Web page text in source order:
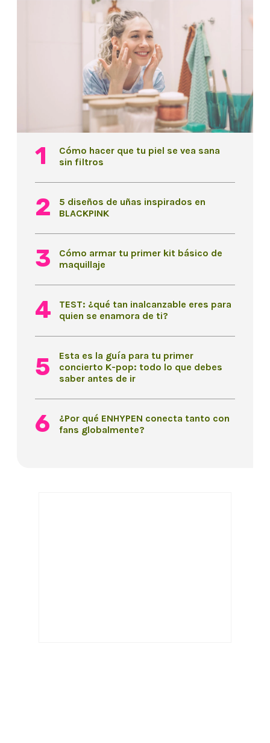
Cómo hacer que tu piel se vea sana
sin filtros
5 diseños de uñas inspirados en
BLACKPINK
Cómo armar tu primer kit básico de
maquillaje
TEST: ¿qué tan inalcanzable eres para
quien se enamora de ti?
Esta es la guía para tu primer
concierto K-pop: todo lo que debes
saber antes de ir
¿Por qué ENHYPEN conecta tanto con
fans globalmente?